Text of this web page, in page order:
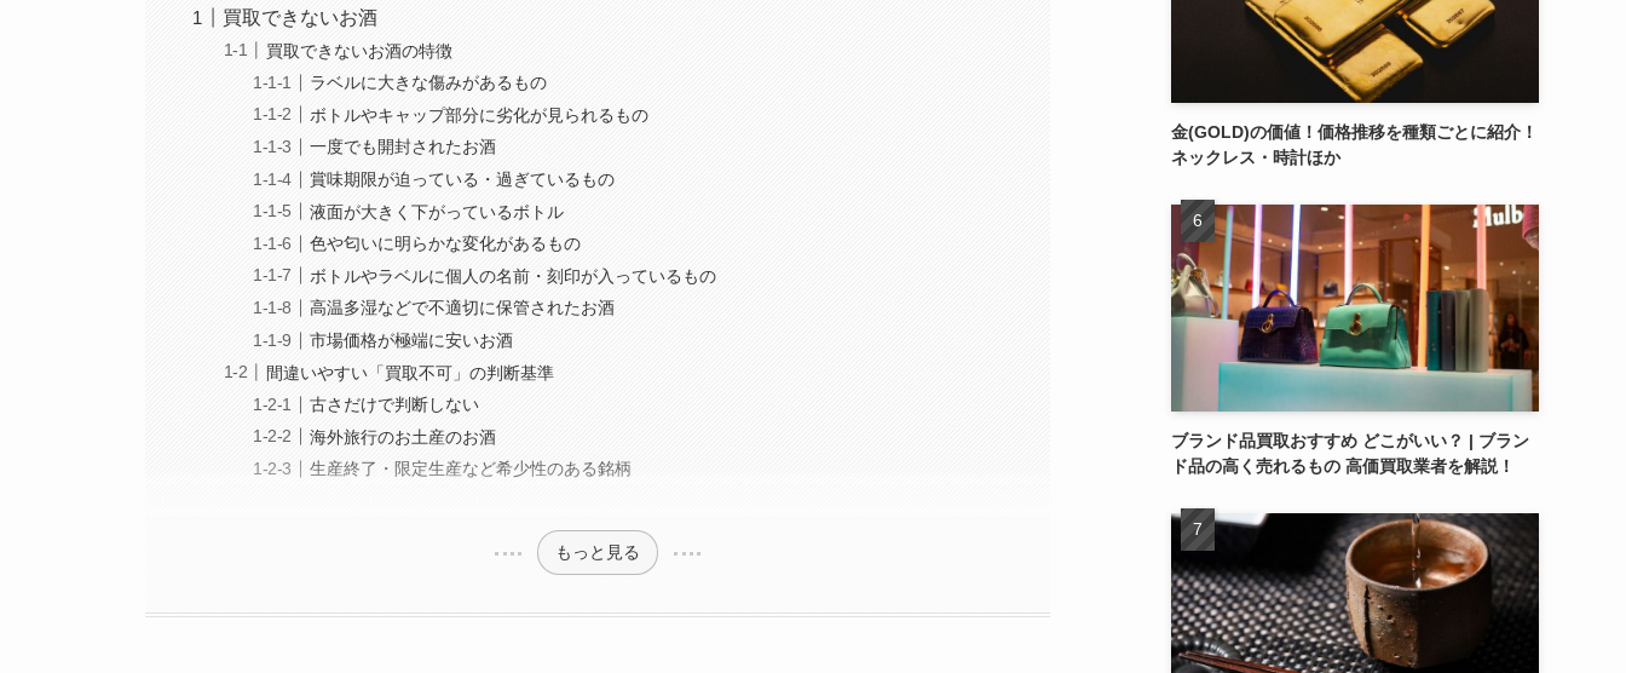
買取できないお酒
買取できないお酒の特徴
ラベルに大きな傷みがあるもの
ボトルやキャップ部分に劣化が見られるもの
一度でも開封されたお酒
賞味期限が迫っている・過ぎているもの
液面が大きく下がっているボトル
色や匂いに明らかな変化があるもの
ボトルやラベルに個人の名前・刻印が入っているもの
高温多湿などで不適切に保管されたお酒
市場価格が極端に安いお酒
間違いやすい「買取不可」の判断基準
古さだけで判断しない
海外旅行のお土産のお酒
生産終了・限定生産など希少性のある銘柄
もっと見る
金(GOLD)の価値！価格推移を種類ごとに紹介！
ネックレス・時計ほか
ブランド品買取おすすめ どこがいい？ | ブラン
ド品の高く売れるもの 高価買取業者を解説！